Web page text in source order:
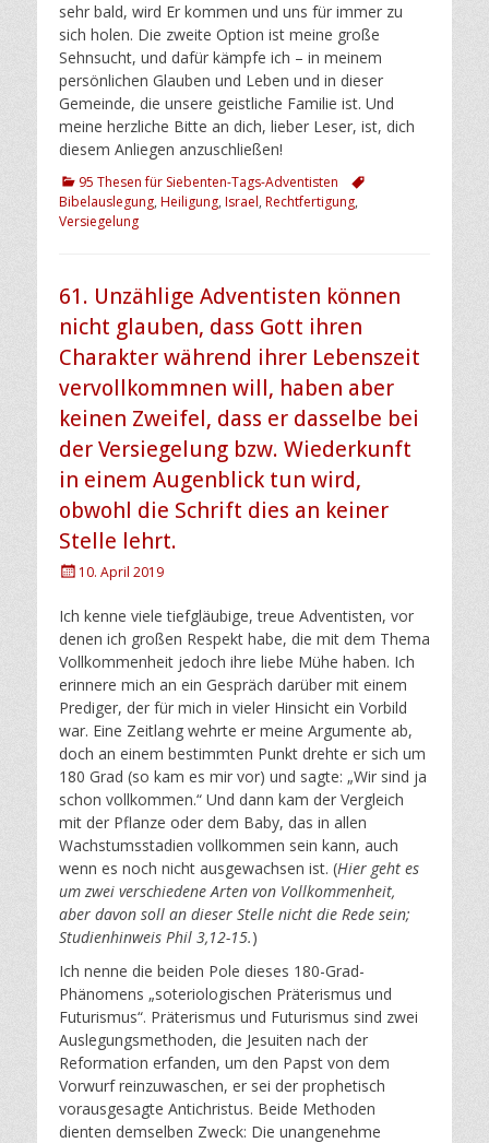
sehr bald, wird Er kommen und uns für immer zu
sich holen. Die zweite Option ist meine große
Sehnsucht, und dafür kämpfe ich – in meinem
persönlichen Glauben und Leben und in dieser
Gemeinde, die unsere geistliche Familie ist. Und
meine herzliche Bitte an dich, lieber Leser, ist, dich
diesem Anliegen anzuschließen!
Kategorien
95 Thesen für Siebenten-Tags-Adventisten
Schlagworte
Bibelauslegung, Heiligung, Israel, Rechtfertigung,
Versiegelung
61. Unzählige Adventisten können
nicht glauben, dass Gott ihren
Charakter während ihrer Lebenszeit
vervollkommnen will, haben aber
keinen Zweifel, dass er dasselbe bei
der Versiegelung bzw. Wiederkunft
in einem Augenblick tun wird,
obwohl die Schrift dies an keiner
Stelle lehrt.
Posted10. April 2019
Ich kenne viele tiefgläubige, treue Adventisten, vor
denen ich großen Respekt habe, die mit dem Thema
Vollkommenheit jedoch ihre liebe Mühe haben. Ich
erinnere mich an ein Gespräch darüber mit einem
Prediger, der für mich in vieler Hinsicht ein Vorbild
war. Eine Zeitlang wehrte er meine Argumente ab,
doch an einem bestimmten Punkt drehte er sich um
180 Grad (so kam es mir vor) und sagte: „Wir sind ja
schon vollkommen.“ Und dann kam der Vergleich
mit der Pflanze oder dem Baby, das in allen
Wachstumsstadien vollkommen sein kann, auch
wenn es noch nicht ausgewachsen ist. (Hier geht es
um zwei verschiedene Arten von Vollkommenheit,
aber davon soll an dieser Stelle nicht die Rede sein;
Studienhinweis Phil 3,12-15.)
Ich nenne die beiden Pole dieses 180-Grad-
Phänomens „soteriologischen Präterismus und
Futurismus“. Präterismus und Futurismus sind zwei
Auslegungsmethoden, die Jesuiten nach der
Reformation erfanden, um den Papst von dem
Vorwurf reinzuwaschen, er sei der prophetisch
vorausgesagte Antichristus. Beide Methoden
dienten demselben Zweck: Die unangenehme